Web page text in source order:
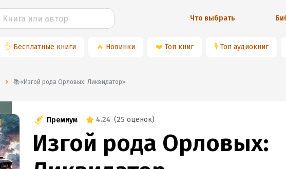
Что выбрать
👌 Бесплатные книги 🔥 Новинки ❤️ Топ книг 🎙 Топ аудиокниг
📚«Изгой рода Орловых: Ликвидатор»
Премиум 4.24 (25 оценок)
Изгой рода Орловых: